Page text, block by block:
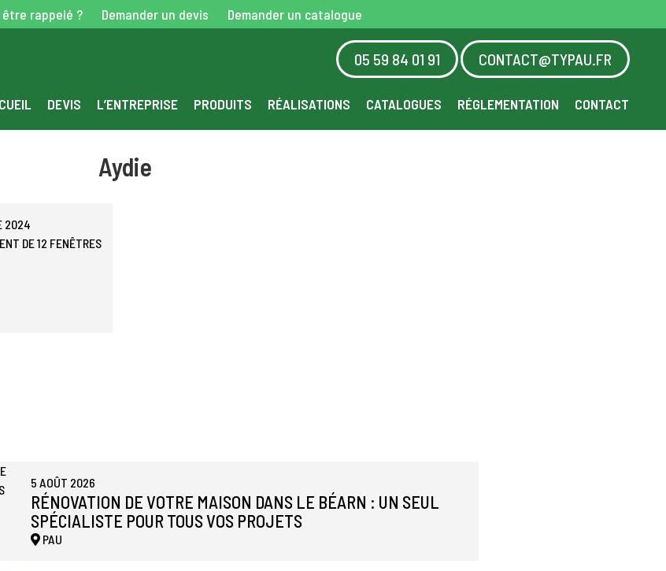
rappelé ? Demander un devis Demander un catalogue
05 59 84 01 91 CONTACT@TYPAU.FR
DEVIS L’ENTREPRISE PRODUITS RÉALISATIONS CATALOGUES RÉGLEMENTATION CONTACT
Aydie
2024
DE 12 FENÊTRES
5 AOÛT 2026
RÉNOVATION DE VOTRE MAISON DANS LE BÉARN : UN SEUL
SPÉCIALISTE POUR TOUS VOS PROJETS
PAU